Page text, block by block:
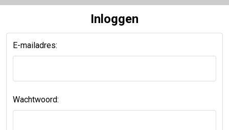
Inloggen
E-mailadres:
Wachtwoord: